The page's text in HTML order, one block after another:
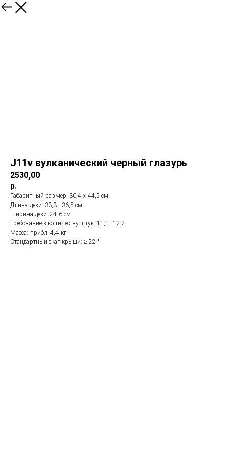
J11v вулканический черный глазурь
2530,00
р.
Габаритный размер: 30,4 x 44,5 см
Длина деки: 33,3 - 36,5 см
Ширина деки: 24,6 см
Требование к количеству штук: 11,1–12,2
Масса: прибл. 4,4 кг
Стандартный скат крыши: ≥ 22 °